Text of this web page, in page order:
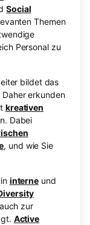
Social
Themen
Personal zu
bildet das
Daher erkunden
kreativen
Dabei
, und wie Sie
interne und
zur
Active